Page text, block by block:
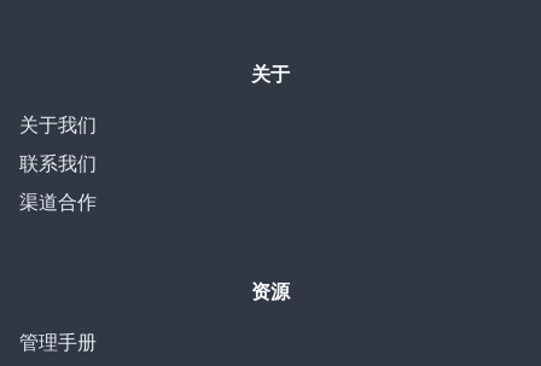
关于
关于我们
联系我们
渠道合作
资源
管理手册